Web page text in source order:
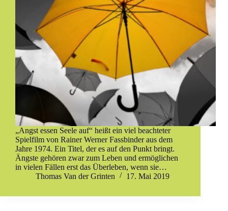
„Angst essen Seele auf“ heißt ein viel beachteter
Spielfilm von Rainer Werner Fassbinder aus dem
Jahre 1974. Ein Titel, der es auf den Punkt bringt.
Ängste gehören zwar zum Leben und ermöglichen
in vielen Fällen erst das Überleben, wenn sie…
Thomas Van der Grinten
17. Mai 2019